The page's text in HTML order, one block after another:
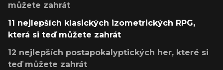
můžete zahrát
11 nejlepších klasických izometrických RPG,
která si teď můžete zahrát
12 nejlepších postapokalyptických her, které si
teď můžete zahrát